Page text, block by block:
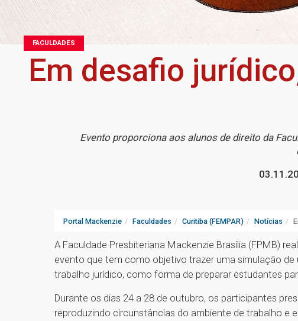
FACULDADES
Em desafio
Evento proporciona aos alunos de direito da
Portal Mackenzie Faculdades Curitiba (FEMPAR) Notícias
A Faculdade Presbiteriana Mackenzie Brasília (FPMB)
evento que tem como objetivo trazer uma simulação
trabalho jurídico, como forma de preparar estudantes
Durante os dias 24 a 28 de outubro, os participantes
reproduzindo circunstâncias do ambiente de trabalho e